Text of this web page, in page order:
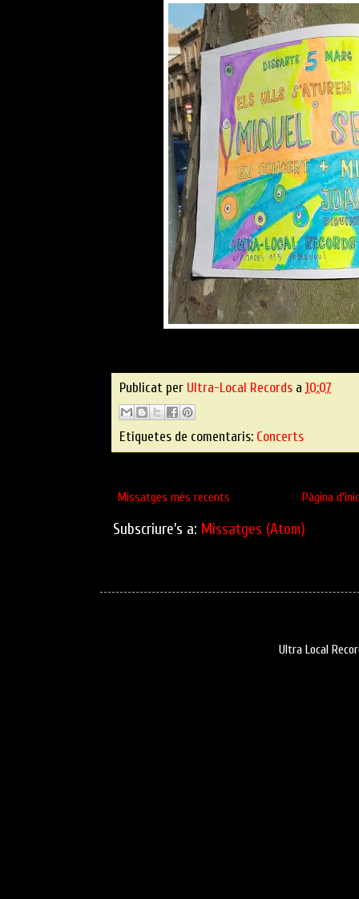
Publicat per Ultra-Local Records a 10:07
Etiquetes de comentaris: Concerts
Missatges més recents Pàgina
Subscriure's a: Missatges (Atom)
Ultra Local